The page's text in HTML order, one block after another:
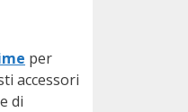
per
accessori
di